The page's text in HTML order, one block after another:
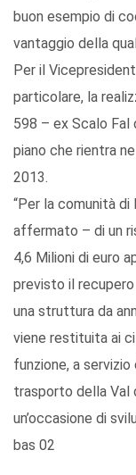
buon esempio di
vantaggio della
Per il
particolare, la
598 – ex Scalo Fal
piano che rientra
2013.
“Per la comunità
affermato – di un
4,6 Milioni di euro
previsto il
una struttura da
viene restituita ai
funzione, a
trasporto della Val
un’occasione di
bas 02